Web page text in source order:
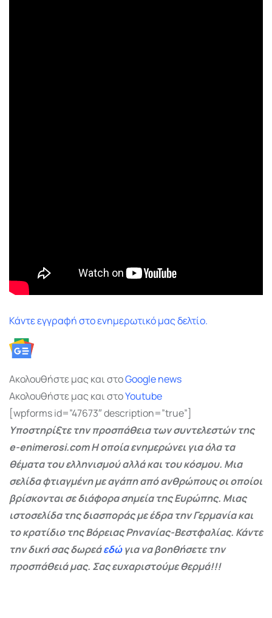
Κάντε εγγραφή στο ενημερωτικό μας δελτίο.
Ακολουθήστε μας και στοGooglenews
Ακολουθήστε μας και στοYoutube
[wpforms id=”47673″ description=”true”]
Υποστηρίξτε την προσπάθεια των συντελεστών της
e-enimerosi.com Η οποία ενημερώνει για όλα τα
θέματα του ελληνισμού αλλά και του κόσμου. Μια
σελίδα φτιαγμένη με αγάπη από ανθρώπους οι οποίοι
βρίσκονται σε διάφορα σημεία της Ευρώπης. Μιας
ιστοσελίδα της διασποράς με έδρα την Γερμανία και
το κρατίδιο της Βόρειας Ρηνανίας-Βεστφαλίας. Κάντε
την δική σας δωρεάεδώγια να βοηθήσετε την
προσπάθειά μας. Σας ευχαριστούμε θερμά!!!